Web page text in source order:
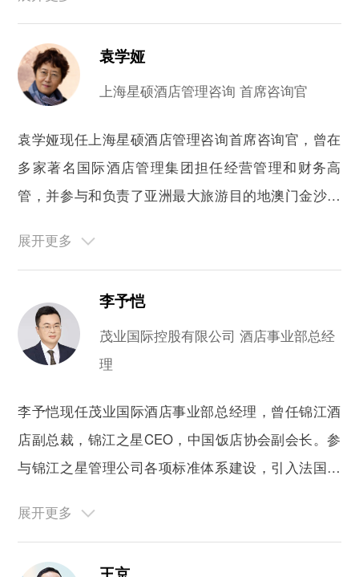
究十八年，发布系列酒店行业权威数据盈蝶榜，曾主
研判、品牌管理诊断、连锁体系建设和数字化转型等
案例咨询。
袁学娅
上海星硕酒店管理咨询 首席咨询官
袁学娅现任上海星硕酒店管理咨询首席咨询官，曾在
多家著名国际酒店管理集团担任经营管理和财务高
管，并参与和负责了亚洲最大旅游目的地澳门金沙的
10年以咨询为平台，为新建项目提供先进的管理理念
业酒店有效提升了经营管理业绩。 袁学娅同时还为多
家报刊和杂志撰写专业文章。
李予恺
茂业国际控股有限公司 酒店事业部总经
理
李予恺现任茂业国际酒店事业部总经理，曾任锦江酒
店副总裁，锦江之星CEO，中国饭店协会副会长。参
与锦江之星管理公司各项标准体系建设，引入法国卢
牌方，管理方都有所涉猎。